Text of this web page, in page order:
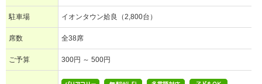
駐車場 イオンタウン姶良（2,800台）
席数 全38席
ご予算 300円 ～ 500円